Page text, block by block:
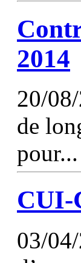
2014
20/
de
pour...
CUI-
03/